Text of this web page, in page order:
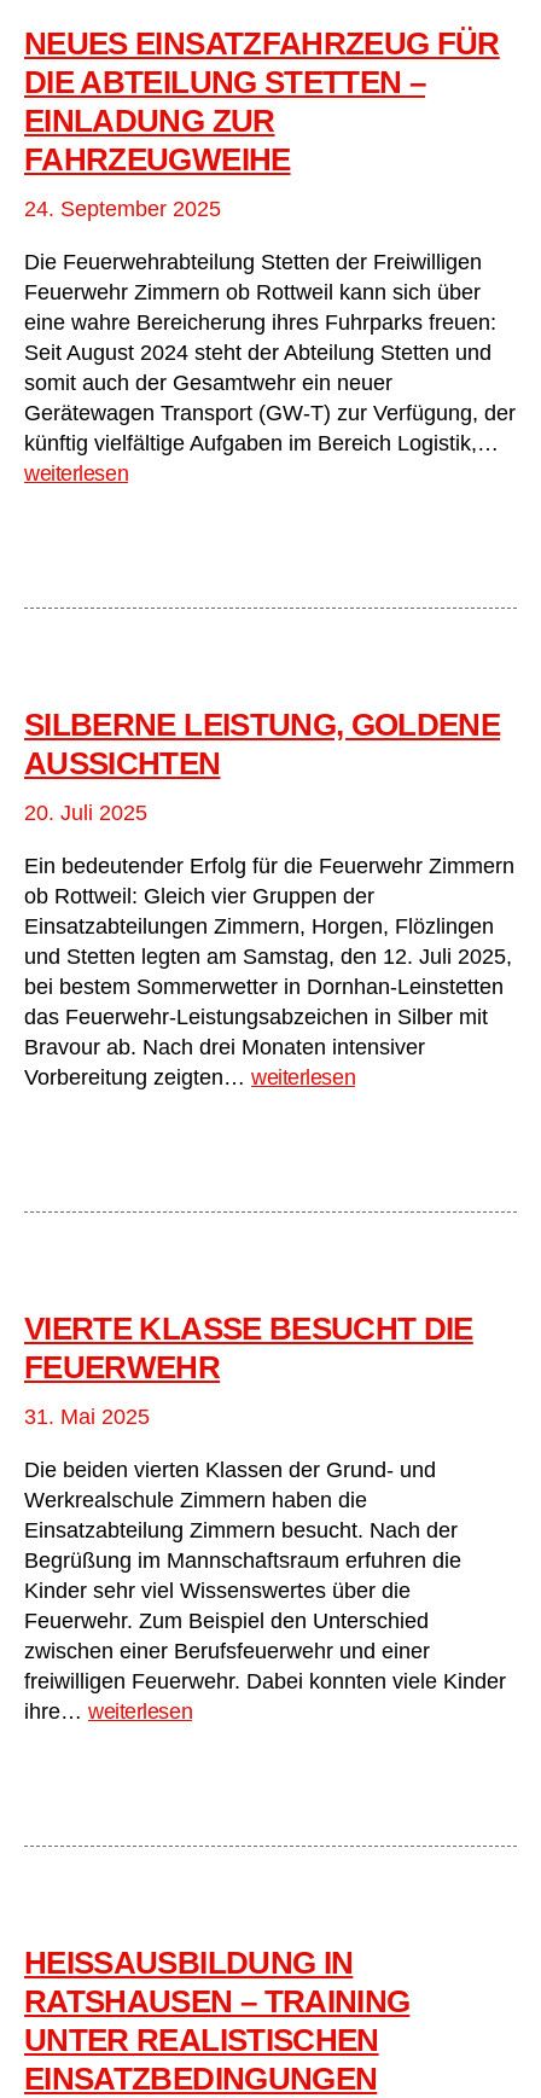
realistisches
Szenario
NEUES EINSATZFAHRZEUG FÜR
DIE ABTEILUNG STETTEN –
EINLADUNG ZUR
FAHRZEUGWEIHE
24. September 2025
Die Feuerwehrabteilung Stetten der Freiwilligen
Feuerwehr Zimmern ob Rottweil kann sich über
eine wahre Bereicherung ihres Fuhrparks freuen:
Seit August 2024 steht der Abteilung Stetten und
somit auch der Gesamtwehr ein neuer
Gerätewagen Transport (GW-T) zur Verfügung, der
künftig vielfältige Aufgaben im Bereich Logistik,…
weiterlesen
SILBERNE LEISTUNG, GOLDENE
AUSSICHTEN
20. Juli 2025
Ein bedeutender Erfolg für die Feuerwehr Zimmern
ob Rottweil: Gleich vier Gruppen der
Einsatzabteilungen Zimmern, Horgen, Flözlingen
und Stetten legten am Samstag, den 12. Juli 2025,
bei bestem Sommerwetter in Dornhan-Leinstetten
das Feuerwehr-Leistungsabzeichen in Silber mit
Bravour ab. Nach drei Monaten intensiver
Vorbereitung zeigten… Silberne
weiterlesen
VIERTE KLASSE BESUCHT DIE
FEUERWEHR
31. Mai 2025
Die beiden vierten Klassen der Grund- und
Werkrealschule Zimmern haben die
Einsatzabteilung Zimmern besucht. Nach der
Begrüßung im Mannschaftsraum erfuhren die
Kinder sehr viel Wissenswertes über die
Feuerwehr. Zum Beispiel den Unterschied
zwischen einer Berufsfeuerwehr und einer
freiwilligen Feuerwehr. Dabei konnten viele Kinder
ihre… Vierte
weiterlesen
HEISSAUSBILDUNG IN R
ATSHAUSEN – TRAINING U
NTER REALISTISCHEN E
INSATZBEDINGUNGEN